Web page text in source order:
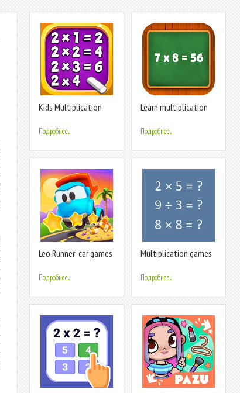
Kids Multiplication
Подробнее...
Learn multiplication
Подробнее...
Leo Runner: car games
Подробнее...
Multiplication games
Подробнее...